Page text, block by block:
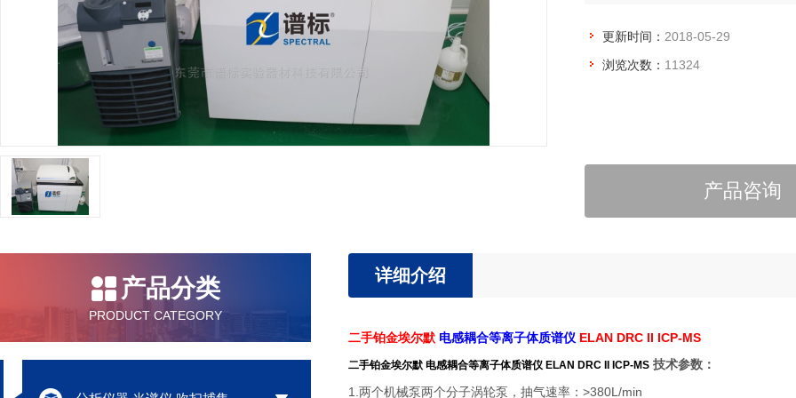
更新时间： 2018-05-29
浏览次数： 11324
产品咨询
产品分类
PRODUCT CATEGORY
详细介绍
二手铂金埃尔默 电感耦合等离子体质谱仪 ELAN DRC II ICP-MS
二手铂金埃尔默 电感耦合等离子体质谱仪 ELAN DRC II ICP-MS 技术参数：
1.两个机械泵两个分子涡轮泵，抽气速率：>380L/min